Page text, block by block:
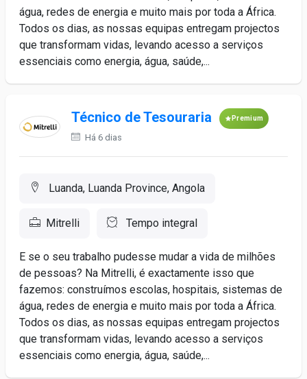
água, redes de energia e muito mais por toda a África.
Todos os dias, as nossas equipas entregam projectos
que transformam vidas, levando acesso a serviços
essenciais como energia, água, saúde,...
Técnico de Tesouraria Premium
Há 6 dias
Luanda, Luanda Province, Angola
Mitrelli Tempo integral
E se o seu trabalho pudesse mudar a vida de milhões
de pessoas? Na Mitrelli, é exactamente isso que
fazemos: construímos escolas, hospitais, sistemas de
água, redes de energia e muito mais por toda a África.
Todos os dias, as nossas equipas entregam projectos
que transformam vidas, levando acesso a serviços
essenciais como energia, água, saúde,...